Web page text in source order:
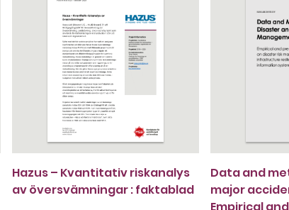
Hazus – Kvantitativ riskanalys
av översvämningar : faktablad
Data and
major